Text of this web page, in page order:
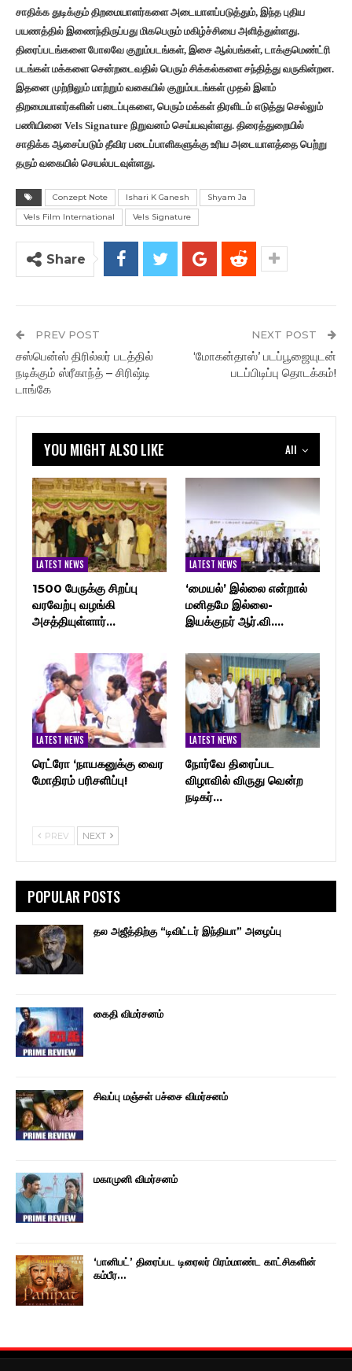
சாதிக்க துடிக்கும் திறமையாளர்களை அடையாளப்படுத்தும், இந்த புதிய
பயணத்தில் இணைந்திருப்பது மிகபெரும் மகிழ்ச்சியை அளித்துள்ளது.
திரைப்படங்களை போலவே குறும்படங்கள், இசை ஆல்பங்கள், டாக்குமெண்ட்ரி
படங்கள் மக்களை சென்றடைவதில் பெரும் சிக்கல்களை சந்தித்து வருகின்றன.
இதனை முற்றிலும் மாற்றும் வகையில் குறும்படங்கள் முதல் இளம்
திறமையாளர்களின் படைப்புகளை, பெரும் மக்கள் திரளிடம் எடுத்து செல்லும்
பணியினை Vels Signature நிறுவனம் செய்யவுள்ளது. திரைத்துறையில்
சாதிக்க ஆசைப்படும் தீவிர படைப்பாளிகளுக்கு உரிய அடையாளத்தை பெற்று
தரும் வகையில் செயல்படவுள்ளது.
Conzept Note Ishari K Ganesh
Shyam Ja
Vels Film International
Vels Signature
Share
PREV POST
சஸ்பென்ஸ் திரில்லர் படத்தில்
நடிக்கும் ஸ்ரீகாந்த் – சிரிஷ்டி
டாங்கே
NEXT POST
‘மோகன்தாஸ்’ படப்பூஜையுடன்
படப்பிடிப்பு தொடக்கம்!
All
YOU MIGHT ALSO LIKE
LATEST NEWS
1500 பேருக்கு சிறப்பு
வரவேற்பு வழங்கி
அசத்தியுள்ளார்…
LATEST NEWS
‘மையல்’ இல்லை என்றால்
மனிதமே இல்லை-
இயக்குநர் ஆர்.வி.…
LATEST NEWS
ரெட்ரோ ‘நாயகனுக்கு வைர
மோதிரம் பரிசளிப்பு!
LATEST NEWS
நோர்வே திரைப்பட
விழாவில் விருது வென்ற
நடிகர்…
PREV NEXT
POPULAR POSTS
தல அஜீத்திற்கு “டிவிட்டர் இந்தியா” அழைப்பு
கைதி விமர்சனம்
சிவப்பு மஞ்சள் பச்சை விமர்சனம்
மகாமுனி விமர்சனம்
‘பானிபட்’ திரைப்பட டிரைலர் பிரம்மாண்ட காட்சிகளின்
கம்பீர…